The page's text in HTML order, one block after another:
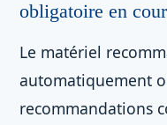
obligatoire en
Le matériel
automatiquement
recommandations